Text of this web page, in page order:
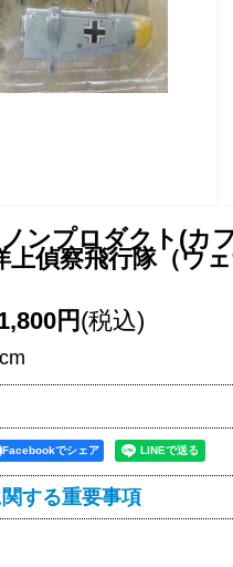
ンプロダクト(カ
上偵察飛行隊（
円 (税込)
Facebookでシェア
する重要事項